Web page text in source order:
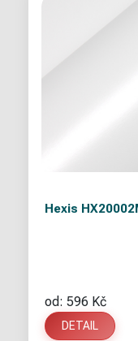
Hexis
od: 596 Kč
DETAIL